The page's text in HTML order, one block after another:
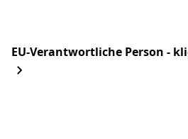
EU-Verantwortliche Person -